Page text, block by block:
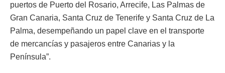
puertos de Puerto del Rosario, Arrecife, Las Palmas de
Gran Canaria, Santa Cruz de Tenerife y Santa Cruz de La
Palma, desempeñando un papel clave en el transporte
de mercancías y pasajeros entre Canarias y la
Península”.